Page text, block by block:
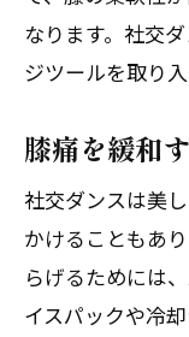
なります。社交
ジツールを取り
膝痛を緩和
社交ダンスは美
かけることもあ
らげるためには
イスパックや冷